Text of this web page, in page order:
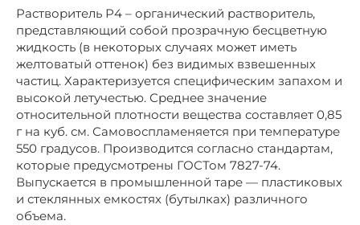
Растворитель Р4 – органический растворитель,
представляющий собой прозрачную бесцветную
жидкость (в некоторых случаях может иметь
желтоватый оттенок) без видимых взвешенных
частиц. Характеризуется специфическим запахом и
высокой летучестью. Среднее значение
относительной плотности вещества составляет 0,85
г на куб. см. Самовоспламеняется при температуре
550 градусов. Производится согласно стандартам,
которые предусмотрены ГОСТом 7827-74.
Выпускается в промышленной таре — пластиковых
и стеклянных емкостях (бутылках) различного
объема.